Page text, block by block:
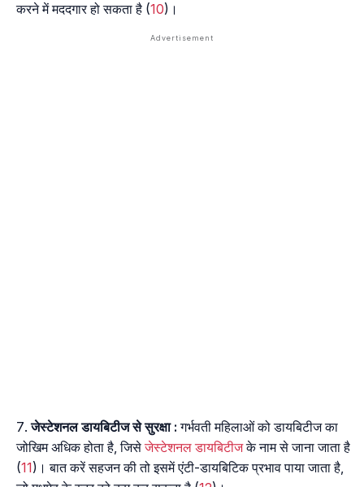
करने में मददगार हो सकता है (10)।
जेस्टेशनल डायबिटीज से सुरक्षा : गर्भवती महिलाओं को डायबिटीज का
जोखिम अधिक होता है, जिसेजेस्टेशनल डायबिटीजके नाम से जाना जाता है
(11)। बात करें सहजन की तो इसमें एंटी-डायबिटिक प्रभाव पाया जाता है,